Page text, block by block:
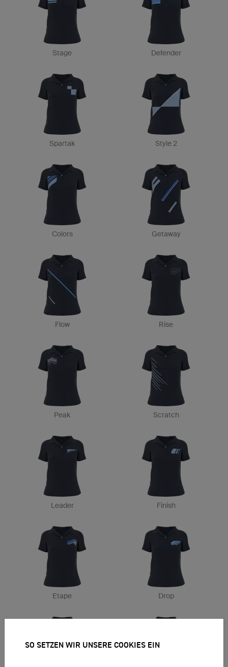
Stage Defender
Spartak Style 2
Colors Getaway
Flow Rise
Peak Scratch
Leader Finish
Etape Drop
SO SETZEN WIR UNSERE COOKIES EIN